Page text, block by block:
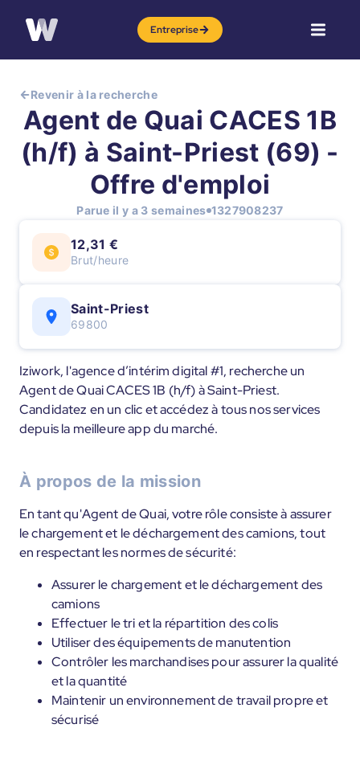
Entreprise
Revenir à la recherche
Agent de Quai CACES 1B
(h/f) à Saint-Priest (69) -
Offre d'emploi
Parue il y a 3 semaines 1327908237
12,31 €
Brut/heure
Saint-Priest
69800
Iziwork, l'agence d’intérim digital #1, recherche un
Agent de Quai CACES 1B (h/f) à Saint-Priest.
Candidatez en un clic et accédez à tous nos services
depuis la meilleure app du marché.
À propos de la mission
En tant qu'Agent de Quai, votre rôle consiste à assurer
le chargement et le déchargement des camions, tout
en respectant les normes de sécurité:
Assurer le chargement et le déchargement des
camions
Effectuer le tri et la répartition des colis
Utiliser des équipements de manutention
Contrôler les marchandises pour assurer la qualité
et la quantité
Maintenir un environnement de travail propre et
sécurisé